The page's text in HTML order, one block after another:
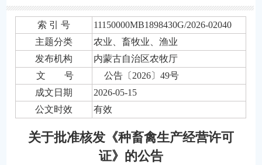
索 引 号
11150000MB1898430G/2026-02040
主题分类
农业、畜牧业、渔业
发布机构
内蒙古自治区农牧厅
文 号
公告〔2026〕49号
成文日期
2026-05-15
公文时效
有效
关于批准核发《种畜禽生产经营许可
证》的公告